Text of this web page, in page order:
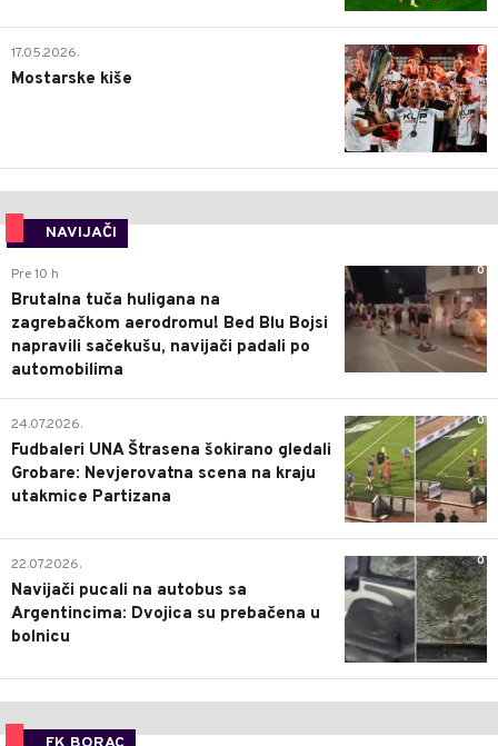
0
17.05.2026.
Mostarske kiše
NAVIJAČI
0
Pre 10 h
Brutalna tuča huligana na
zagrebačkom aerodromu! Bed Blu Bojsi
napravili sačekušu, navijači padali po
automobilima
0
24.07.2026.
Fudbaleri UNA Štrasena šokirano gledali
Grobare: Nevjerovatna scena na kraju
utakmice Partizana
0
22.07.2026.
Navijači pucali na autobus sa
Argentincima: Dvojica su prebačena u
bolnicu